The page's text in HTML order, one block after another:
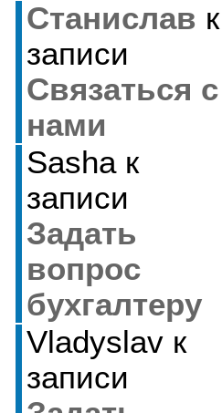
Станислав к
записи
Cвязаться с
нами
Sashaк
записи
Задать
вопрос
бухгалтеру
Vladyslavк
записи